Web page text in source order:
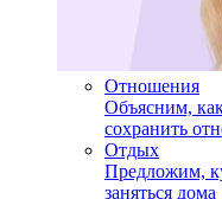
Отношения
Объясним,
сохранить
Отдых
Предложим,
заняться дома